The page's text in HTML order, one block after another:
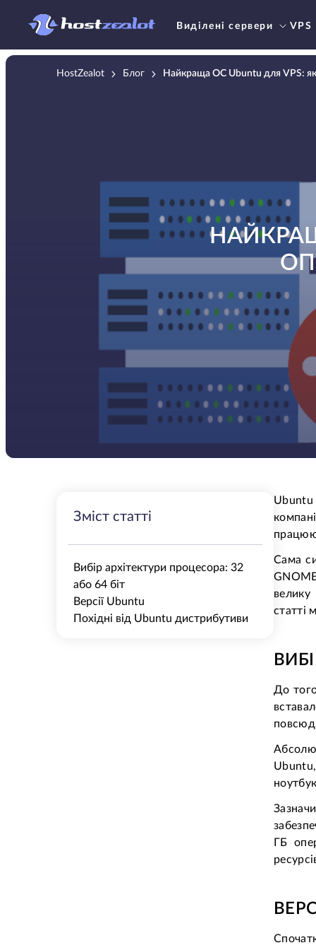
Виділені сервери VPS
HostZealot Блог Найкраща ОС Ubuntu для VPS:
Зміст статті
Вибір архітектури процесора: 32
або 64 біт
Версії Ubuntu
Похідні від Ubuntu дистрибутиви
Ubuntu
Сама
велику
статті
До
ГБ